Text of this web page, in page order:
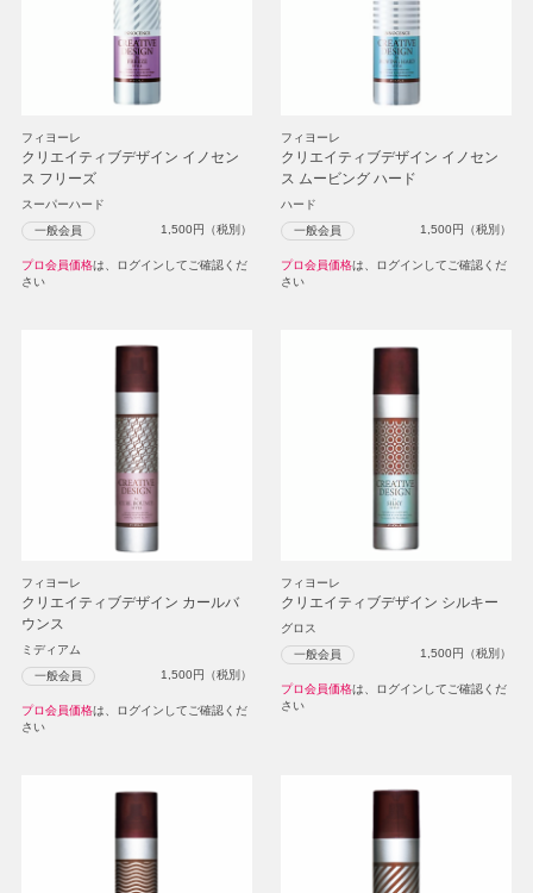
フィヨーレ
クリエイティブデザイン イノセン
ス フリーズ
スーパーハード
一般会員 1,500円（税別）
プロ会員価格は、ログインしてご確認くだ
さい
フィヨーレ
クリエイティブデザイン イノセン
ス ムービング ハード
ハード
一般会員 1,500円（税別）
プロ会員価格は、ログインしてご確認くだ
さい
フィヨーレ
クリエイティブデザイン カールバ
ウンス
ミディアム
一般会員 1,500円（税別）
プロ会員価格は、ログインしてご確認くだ
さい
フィヨーレ
クリエイティブデザイン シルキー
グロス
一般会員 1,500円（税別）
プロ会員価格は、ログインしてご確認くだ
さい